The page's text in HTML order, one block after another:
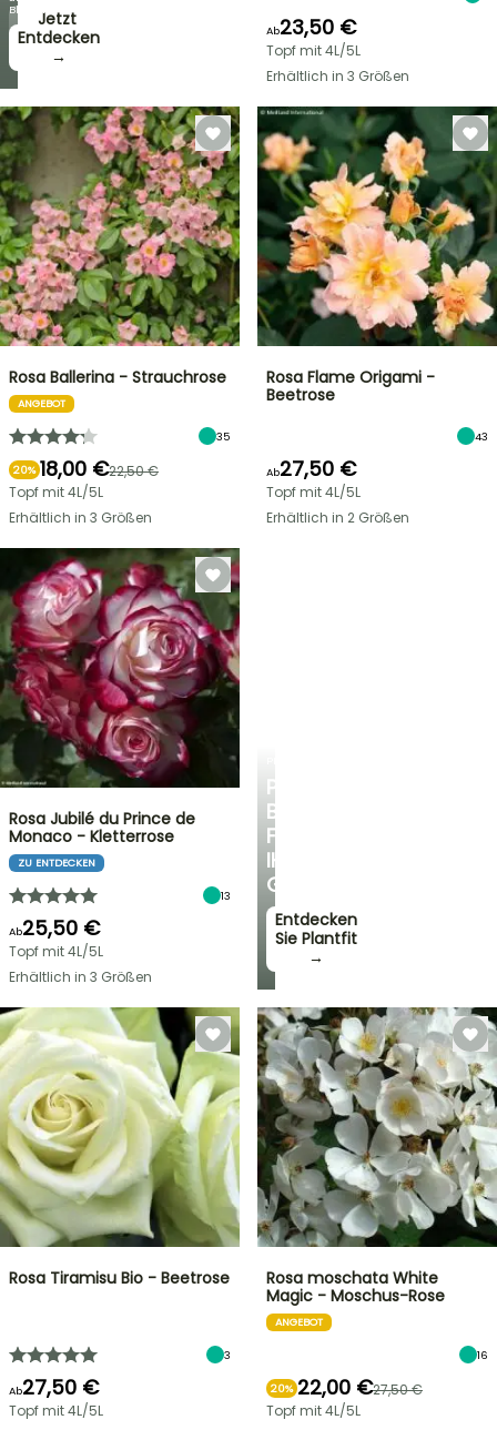
Jetzt
zugreifen!
→
Blüten!
Entdecken
→
PERSÖNLICHE
BERATUNG
FÜR
IHREN
GARTEN
Entdecken
Sie Plantfit
→
Ab23,50 €
Topf mit 4L/5L
Erhältlich in 3 Größen
Rosa Ballerina - Strauchrose
ANGEBOT
35
20% 18,00 €22,50 €
Topf mit 4L/5L
Erhältlich in 3 Größen
Rosa Flame Origami -
Beetrose
43
Ab27,50 €
Topf mit 4L/5L
Erhältlich in 2 Größen
Rosa Jubilé du Prince de
Monaco - Kletterrose
ZU ENTDECKEN
13
Ab25,50 €
Topf mit 4L/5L
Erhältlich in 3 Größen
Rosa Tiramisu Bio - Beetrose
3
Ab27,50 €
Topf mit 4L/5L
Rosa moschata White
Magic - Moschus-Rose
ANGEBOT
16
20% 22,00 €27,50 €
Topf mit 4L/5L